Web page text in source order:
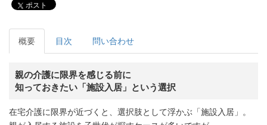
ポスト
概要 目次 問い合わせ
親の介護に限界を感じる前に
知っておきたい「施設入居」という選択
在宅介護に限界が近づくと、選択肢として浮かぶ「施設入居」。